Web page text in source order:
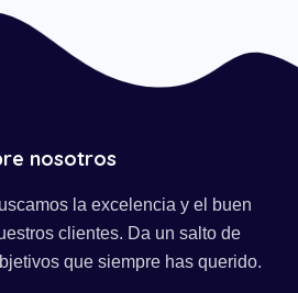
nosotros
la excelencia y el buen
clientes. Da un salto de
que siempre has querido.